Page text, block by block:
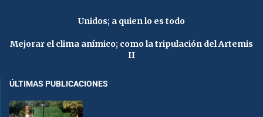
Unidos; a quien lo es todo
Mejorar el clima anímico; como la tripulación del Artemis
II
ÚLTIMAS PUBLICACIONES